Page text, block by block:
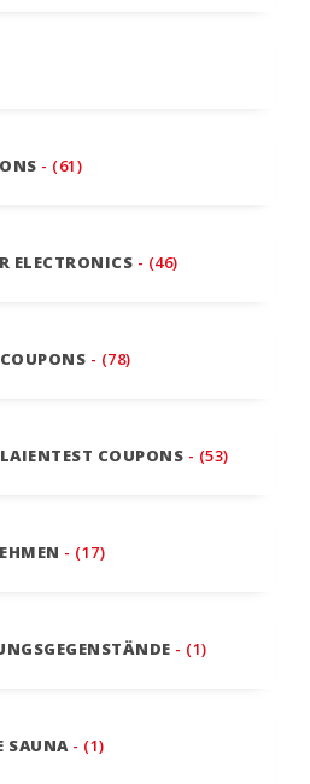
- (61)
ELECTRONICS - (46)
- (78)
COUPONS - (53)
- (17)
- (1)
SAUNA - (1)